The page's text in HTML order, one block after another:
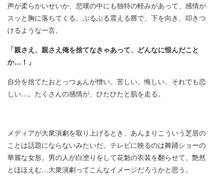
声が柔らかいせいか、悲嘆の中にも独特の軽みがあって、感情が
スッと胸に落ちてくる。ぶるぶる震える唇で、下を向き、叩きつ
けるような一言。
「親さえ、親さえ俺を捨てなきゃあって、どんなに恨んだこと
か…！」
自分を捨てたおとっつぁんが憎い。苦しい。悔しい。それでも恋
しい…。たくさんの感情が、ひたひたと肌を走る。
メディアが大衆演劇を取り上げるとき、あんまりこういう芝居の
ことは話題にならないみたいだ。テレビに映るのは舞踊ショーの
華麗な女形。男の人が白塗りをして花魁の衣装を翻らせて、艶然
とほほえむ…大衆演劇ってこんなイメージだろうかと思う。